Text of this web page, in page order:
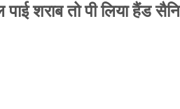
शराब तो पी लिया हैंड